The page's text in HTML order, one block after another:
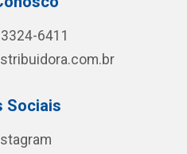
6411
Sociais